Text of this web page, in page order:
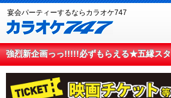
宴会パーティーするならカラオケ747
強烈新企画っっ!!!!!必ずもらえる★五縁ス